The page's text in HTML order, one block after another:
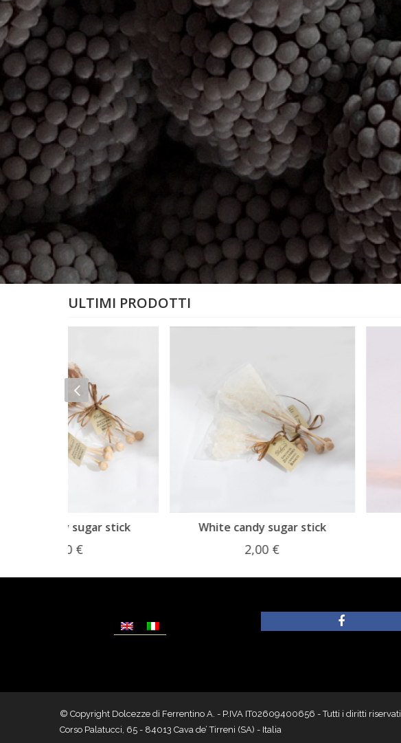
ULTIMI PRODOTTI
White candy sugar stick Saffron honey
© Copyright Dolcezze di Ferrentino A. - P.IVA IT02609400656 - Tutti i diritti riservati.
Corso Palatucci, 65 - 84013 Cava de’ Tirreni (SA) - Italia